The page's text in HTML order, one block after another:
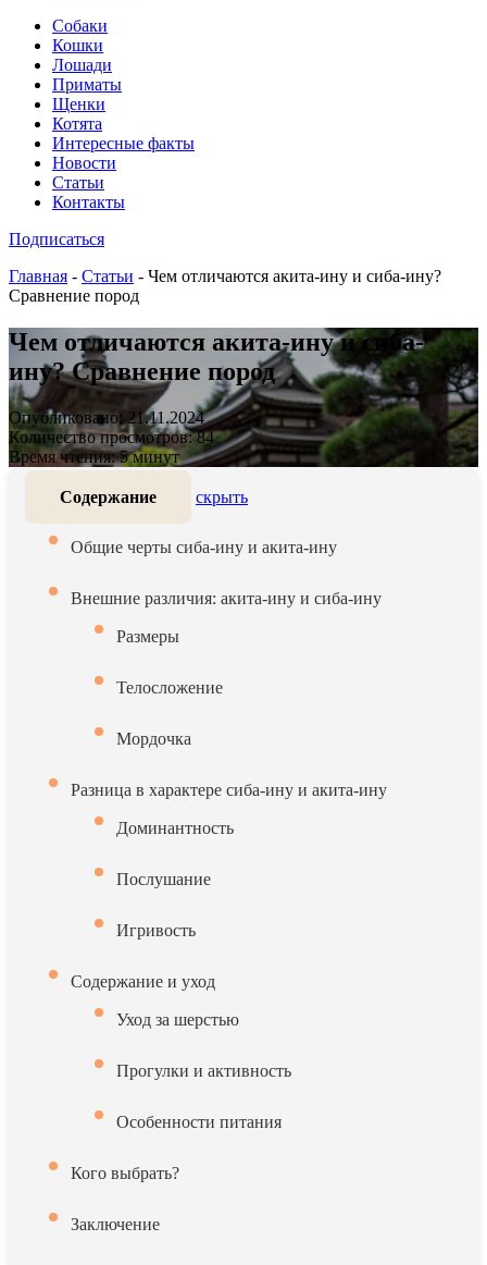
Собаки
Кошки
Лошади
Приматы
Щенки
Котята
Интересные факты
Новости
Статьи
Контакты
Подписаться
Главная - Статьи - Чем отличаются акита-ину и сиба-ину?
Сравнение пород
Чем отличаются акита-ину и сиба-
ину? Сравнение пород
Опубликовано: 21.11.2024
Количество просмотров: 84
Время чтения: 5 минут
Содержание скрыть
Общие черты сиба-ину и акита-ину
Внешние различия: акита-ину и сиба-ину
Размеры
Телосложение
Мордочка
Разница в характере сиба-ину и акита-ину
Доминантность
Послушание
Игривость
Содержание и уход
Уход за шерстью
Прогулки и активность
Особенности питания
Кого выбрать?
Заключение